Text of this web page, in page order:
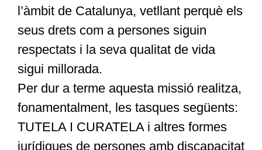
l’àmbit de Catalunya, vetllant perquè els
seus drets com a persones siguin
respectats i la seva qualitat de vida
sigui millorada.
Per dur a terme aquesta missió realitza,
fonamentalment, les tasques següents:
TUTELA I CURATELA i altres formes
jurídiques de persones amb discapacitat